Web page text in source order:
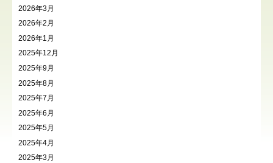
2026年3月
2026年2月
2026年1月
2025年12月
2025年9月
2025年8月
2025年7月
2025年6月
2025年5月
2025年4月
2025年3月